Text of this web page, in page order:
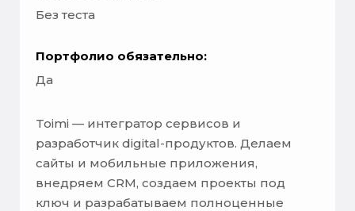
Без теста
Портфолио обязательно:
Да
Toimi — интегратор сервисов и
разработчик digital-продуктов. Делаем
сайты и мобильные приложения,
внедряем CRM, создаем проекты под
ключ и разрабатываем полноценные